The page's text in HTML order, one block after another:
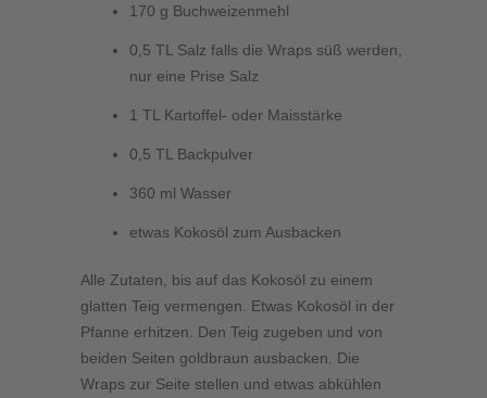
170 g Buchweizenmehl
0,5 TL Salz falls die Wraps süß werden,
nur eine Prise Salz
1 TL Kartoffel- oder Maisstärke
0,5 TL Backpulver
360 ml Wasser
etwas Kokosöl zum Ausbacken
Alle Zutaten, bis auf das Kokosöl zu einem
glatten Teig vermengen. Etwas Kokosöl in der
Pfanne erhitzen. Den Teig zugeben und von
beiden Seiten goldbraun ausbacken. Die
Wraps zur Seite stellen und etwas abkühlen